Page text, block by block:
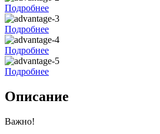
Подробнее
Подробнее
Подробнее
Подробнее
Описание
Важно!